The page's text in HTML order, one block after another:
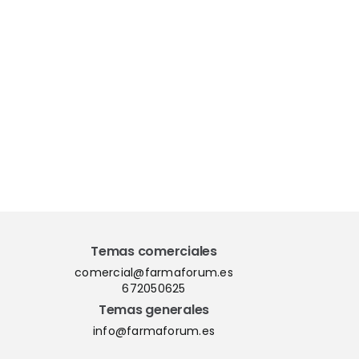
Temas comerciales
comercial@farmaforum.es
672050625
Temas generales
info@farmaforum.es